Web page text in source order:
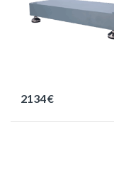
2134€